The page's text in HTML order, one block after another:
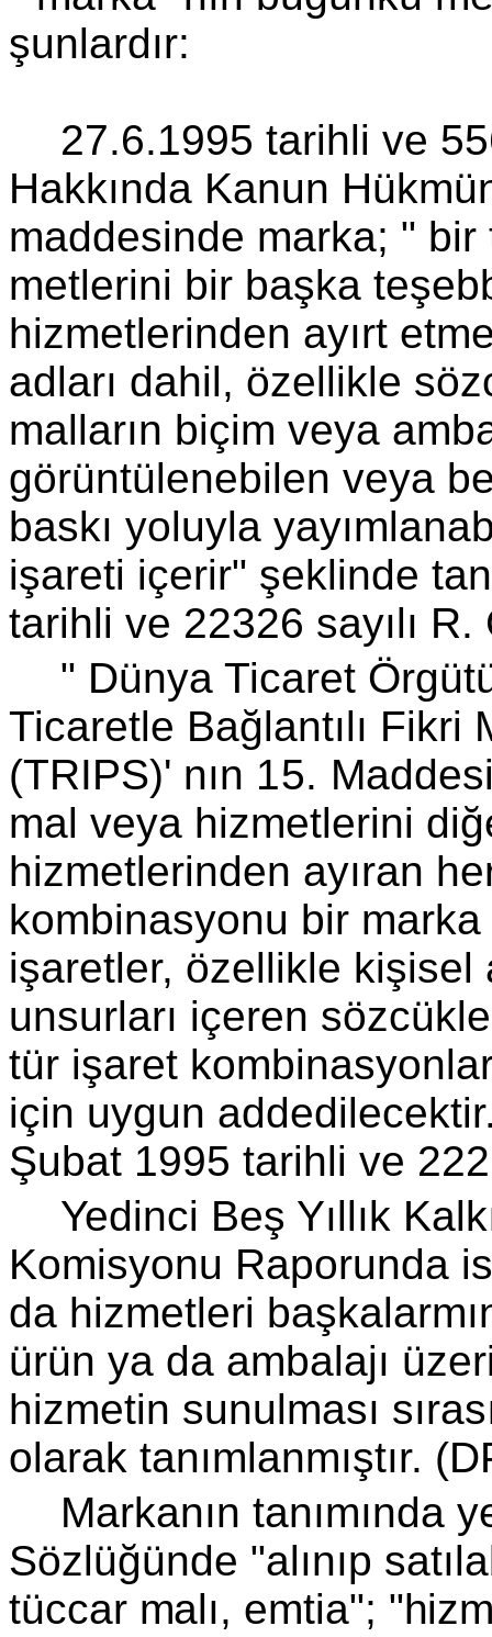
şunlardır:
27.6.1995 tarihli ve
Hakkında Kanun
maddesinde marka; "
metlerini bir başka
hizmetlerinden ayırt
adları dahil, özellikle
malların biçim veya
görüntülenebilen veya
baskı yoluyla
işareti içerir" şeklinde
tarihli ve 22326 sayılı R.
" Dünya Ticaret
Ticaretle Bağlantılı Fikri
(TRIPS)' nın 15.
mal veya hizmetlerini
hizmetlerinden ayı­ran
kombinasyonu bir
işaretler, özellikle kişisel
unsurları içeren
tür işaret
için uygun
Şubat 1995 tarihli ve
Yedinci Beş Yıllık
Komisyonu Raporunda
da hizmetleri
ürün ya da ambalajı
hizmetin sunulması
olarak tanımlanmıştır.
Markanın tanımında
Sözlüğünde "alınıp
tüccar malı, emtia";